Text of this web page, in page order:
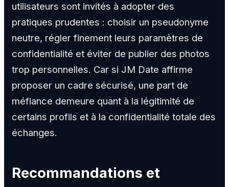
utilisateurs sont invités à adopter des
pratiques prudentes : choisir un pseudonyme
neutre, régler finement leurs paramètres de
confidentialité et éviter de publier des photos
trop personnelles. Car si JM Date affirme
proposer un cadre sécurisé, une part de
méfiance demeure quant à la légitimité de
certains profils et à la confidentialité totale des
échanges.
Recommandations et